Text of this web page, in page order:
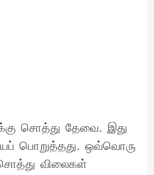
சொத்து தேவை. இது
பொறுத்தது. ஒவ்வொரு
விலைகள்